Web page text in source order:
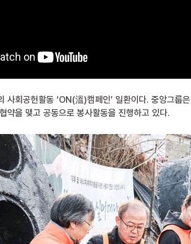
사회공헌활동 ‘ON(溫)캠페인’ 일환이다. 중앙그룹
약을 맺고 공동으로 봉사활동을 진행하고 있다.